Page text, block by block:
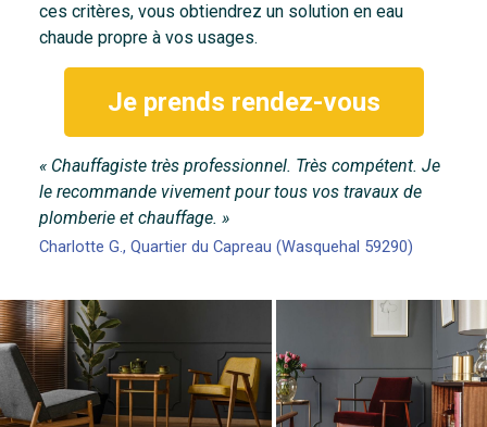
ces critères, vous obtiendrez un solution en eau
chaude propre à vos usages.
Je prends rendez-vous
« Chauffagiste très professionnel. Très compétent. Je
le recommande vivement pour tous vos travaux de
plomberie et chauffage. »
Charlotte G., Quartier du Capreau (Wasquehal 59290)